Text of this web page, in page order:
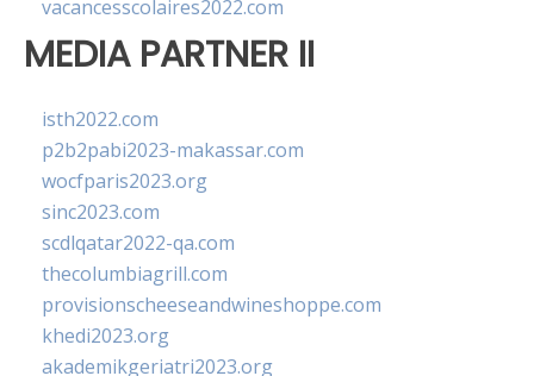
vacancesscolaires2022.com
MEDIA PARTNER II
isth2022.com
p2b2pabi2023-makassar.com
wocfparis2023.org
sinc2023.com
scdlqatar2022-qa.com
thecolumbiagrill.com
provisionscheeseandwineshoppe.com
khedi2023.org
akademikgeriatri2023.org